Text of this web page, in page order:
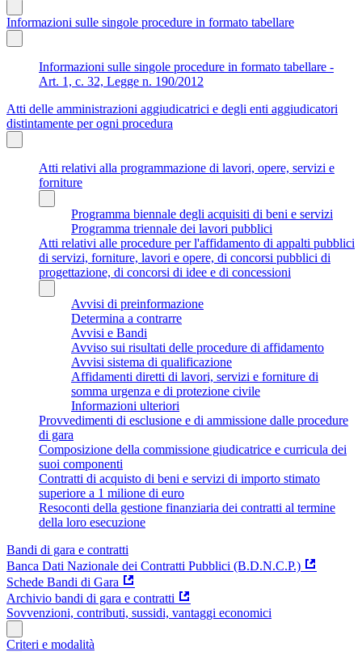
Informazioni sulle singole procedure in formato tabellare
Informazioni sulle singole procedure in formato tabellare -
Art. 1, c. 32, Legge n. 190/2012
Atti delle amministrazioni aggiudicatrici e degli enti aggiudicatori
distintamente per ogni procedura
Atti relativi alla programmazione di lavori, opere, servizi e
forniture
Programma biennale degli acquisiti di beni e servizi
Programma triennale dei lavori pubblici
Atti relativi alle procedure per l'affidamento di appalti pubblici
di servizi, forniture, lavori e opere, di concorsi pubblici di
progettazione, di concorsi di idee e di concessioni
Avvisi di preinformazione
Determina a contrarre
Avvisi e Bandi
Avviso sui risultati delle procedure di affidamento
Avvisi sistema di qualificazione
Affidamenti diretti di lavori, servizi e forniture di
somma urgenza e di protezione civile
Informazioni ulteriori
Provvedimenti di esclusione e di ammissione dalle procedure
di gara
Composizione della commissione giudicatrice e curricula dei
suoi componenti
Contratti di acquisto di beni e servizi di importo stimato
superiore a 1 milione di euro
Resoconti della gestione finanziaria dei contratti al termine
della loro esecuzione
Bandi di gara e contratti
Banca Dati Nazionale dei Contratti Pubblici (B.D.N.C.P.)
Schede Bandi di Gara
Archivio bandi di gara e contratti
Sovvenzioni, contributi, sussidi, vantaggi economici
Criteri e modalità